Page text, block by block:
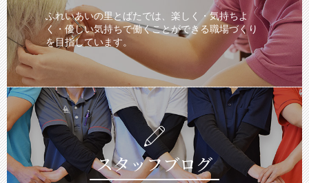
ふれいあいの里とばたでは、楽しく・気持ちよ
く・優しい気持ちで働くことができる職場づくり
を目指しています。
スタッフブログ